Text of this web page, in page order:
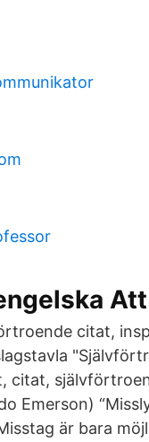
citat,
citat,
Emerson)
är bara